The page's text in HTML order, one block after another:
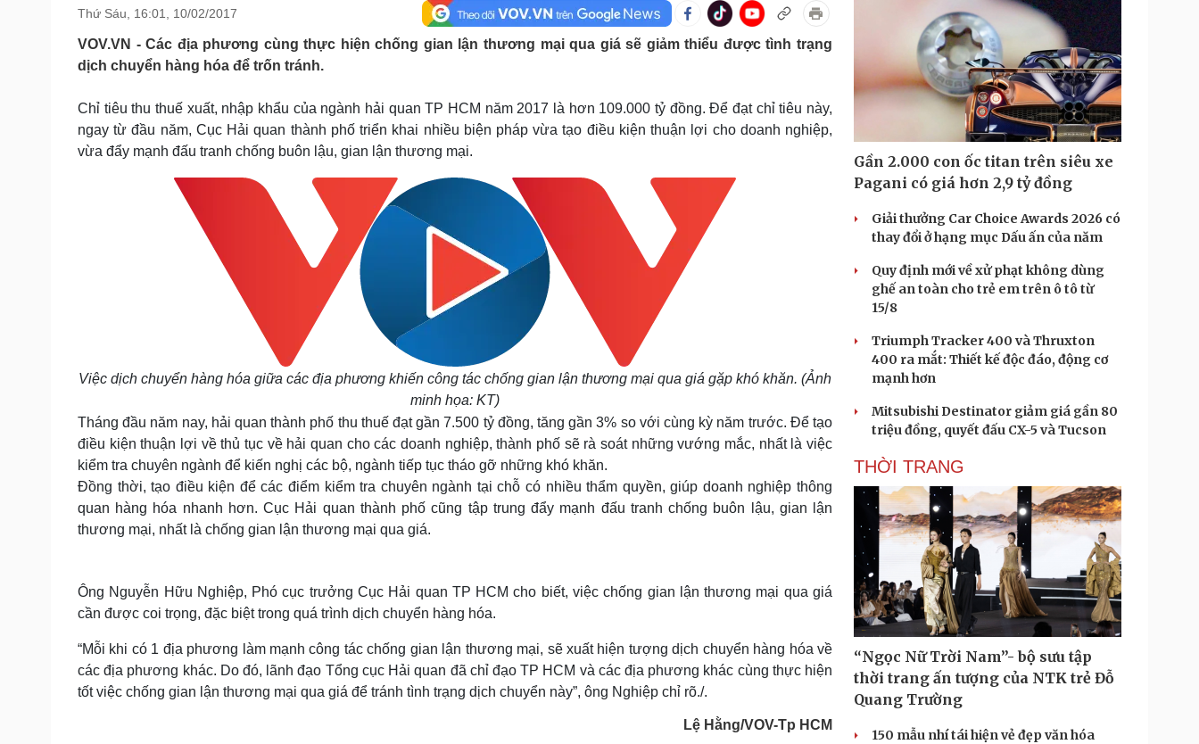
Pháp luật
Vụ án
Tư vấn luật
Quân sự - Quốc phòng
Vũ khí
Phân tích
Thể thao
Thế giới thể thao
eSports
Hậu trường
Ô tô - Xe máy
Tư vấn
Doanh nghiệp
Thông tin doanh nghiệp
Doanh nghiệp 24h
Doanh nhân
Vì cộng đồng
Công nghệ
Sành điệu
Tin Công nghệ
Trải nghiệm
Chuyển đổi số
Dinh dưỡng - món ngon
Nhà đẹp
Blog
Tình yêu - Gia đình
Sân khấu - Điện ảnh
Âm nhạc
Di sản
Nghệ sĩ
Thời trang
Sao Việt
Podcast
Câu chuyện thời sự
Đọc truyện đêm khuya
Cửa sổ tình yêu
Hạt giống tâm hồn
Thứ Sáu, 16:01, 10/02/2017
VOV.VN - Các địa phương cùng thực hiện chống gian lận thương mại qua giá sẽ giảm thiểu được tình trạng
dịch chuyển hàng hóa để trốn tránh.
Chỉ tiêu thu thuế xuất, nhập khẩu của ngành hải quan TP HCM năm 2017 là hơn 109.000 tỷ đồng. Để đạt chỉ tiêu này,
ngay từ đầu năm, Cục Hải quan thành phố triển khai nhiều biện pháp vừa tạo điều kiện thuận lợi cho doanh nghiệp,
vừa đẩy mạnh đấu tranh chống buôn lậu, gian lận thương mại.
Việc dịch chuyển hàng hóa giữa các địa phương khiến công tác chống gian lận thương mại qua giá gặp khó khăn. (Ảnh
minh họa: KT)
Tháng đầu năm nay, hải quan thành phố thu thuế đạt gần 7.500 tỷ đồng, tăng gần 3% so với cùng kỳ năm trước. Để tạo
điều kiện thuận lợi về thủ tục về hải quan cho các doanh nghiệp, thành phố sẽ rà soát những vướng mắc, nhất là việc
kiểm tra chuyên ngành để kiến nghị các bộ, ngành tiếp tục tháo gỡ những khó khăn.
Đồng thời, tạo điều kiện để các điểm kiểm tra chuyên ngành tại chỗ có nhiều thẩm quyền, giúp doanh nghiệp thông
quan hàng hóa nhanh hơn. Cục Hải quan thành phố cũng tập trung đẩy mạnh đấu tranh chống buôn lậu, gian lận
thương mại, nhất là chống gian lận thương mại qua giá.
Ông Nguyễn Hữu Nghiệp, Phó cục trưởng Cục Hải quan TP HCM cho biết, việc chống gian lận thương mại qua giá
cần được coi trọng, đặc biệt trong quá trình dịch chuyển hàng hóa.
“Mỗi khi có 1 địa phương làm mạnh công tác chống gian lận thương mại, sẽ xuất hiện tượng dịch chuyển hàng hóa về
các địa phương khác. Do đó, lãnh đạo Tổng cục Hải quan đã chỉ đạo TP HCM và các địa phương khác cùng thực hiện
tốt việc chống gian lận thương mại qua giá để tránh tình trạng dịch chuyển này”, ông Nghiệp chỉ rõ./.
Lệ Hằng/VOV-Tp HCM
Gần 2.000 con ốc titan trên siêu xe
Pagani có giá hơn 2,9 tỷ đồng
Giải thưởng Car Choice Awards 2026 có
thay đổi ở hạng mục Dấu ấn của năm
Quy định mới về xử phạt không dùng
ghế an toàn cho trẻ em trên ô tô từ
15/8
Triumph Tracker 400 và Thruxton
400 ra mắt: Thiết kế độc đáo, động cơ
mạnh hơn
Mitsubishi Destinator giảm giá gần 80
triệu đồng, quyết đấu CX-5 và Tucson
THỜI TRANG
“Ngọc Nữ Trời Nam”- bộ sưu tập
thời trang ấn tượng của NTK trẻ Đỗ
Quang Trường
150 mẫu nhí tái hiện vẻ đẹp văn hóa